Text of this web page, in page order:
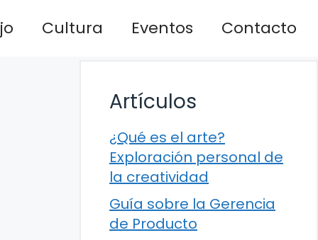
Cultura Eventos Contacto
Artículos
¿Qué es el arte?
Exploración personal de
la creatividad
Guía sobre la Gerencia
de Producto